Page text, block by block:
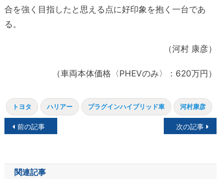
合を強く目指したと思える点に好印象を抱く一台であ
る。
（河村 康彦）
（車両本体価格〈PHEVのみ〉：620万円）
トヨタ ハリアー プラグインハイブリッド車 河村康彦
投
ナ
前の記事 次の記事
関連記事